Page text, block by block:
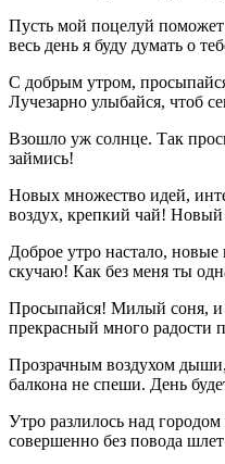
Пусть мой поцелуй поможет
весь день я буду думать о
С добрым утром,
Лучезарно улыбайся, чтоб
Взошло уж солнце. Так
займись!
Новых множество идей,
воздух, крепкий чай! Новый
Доброе утро настало,
скучаю! Как без меня ты
Просыпайся! Милый соня, и
прекрасный много радости
Прозрачным воздухом
балкона не спеши. День
Утро разлилось над
совершенно без повода